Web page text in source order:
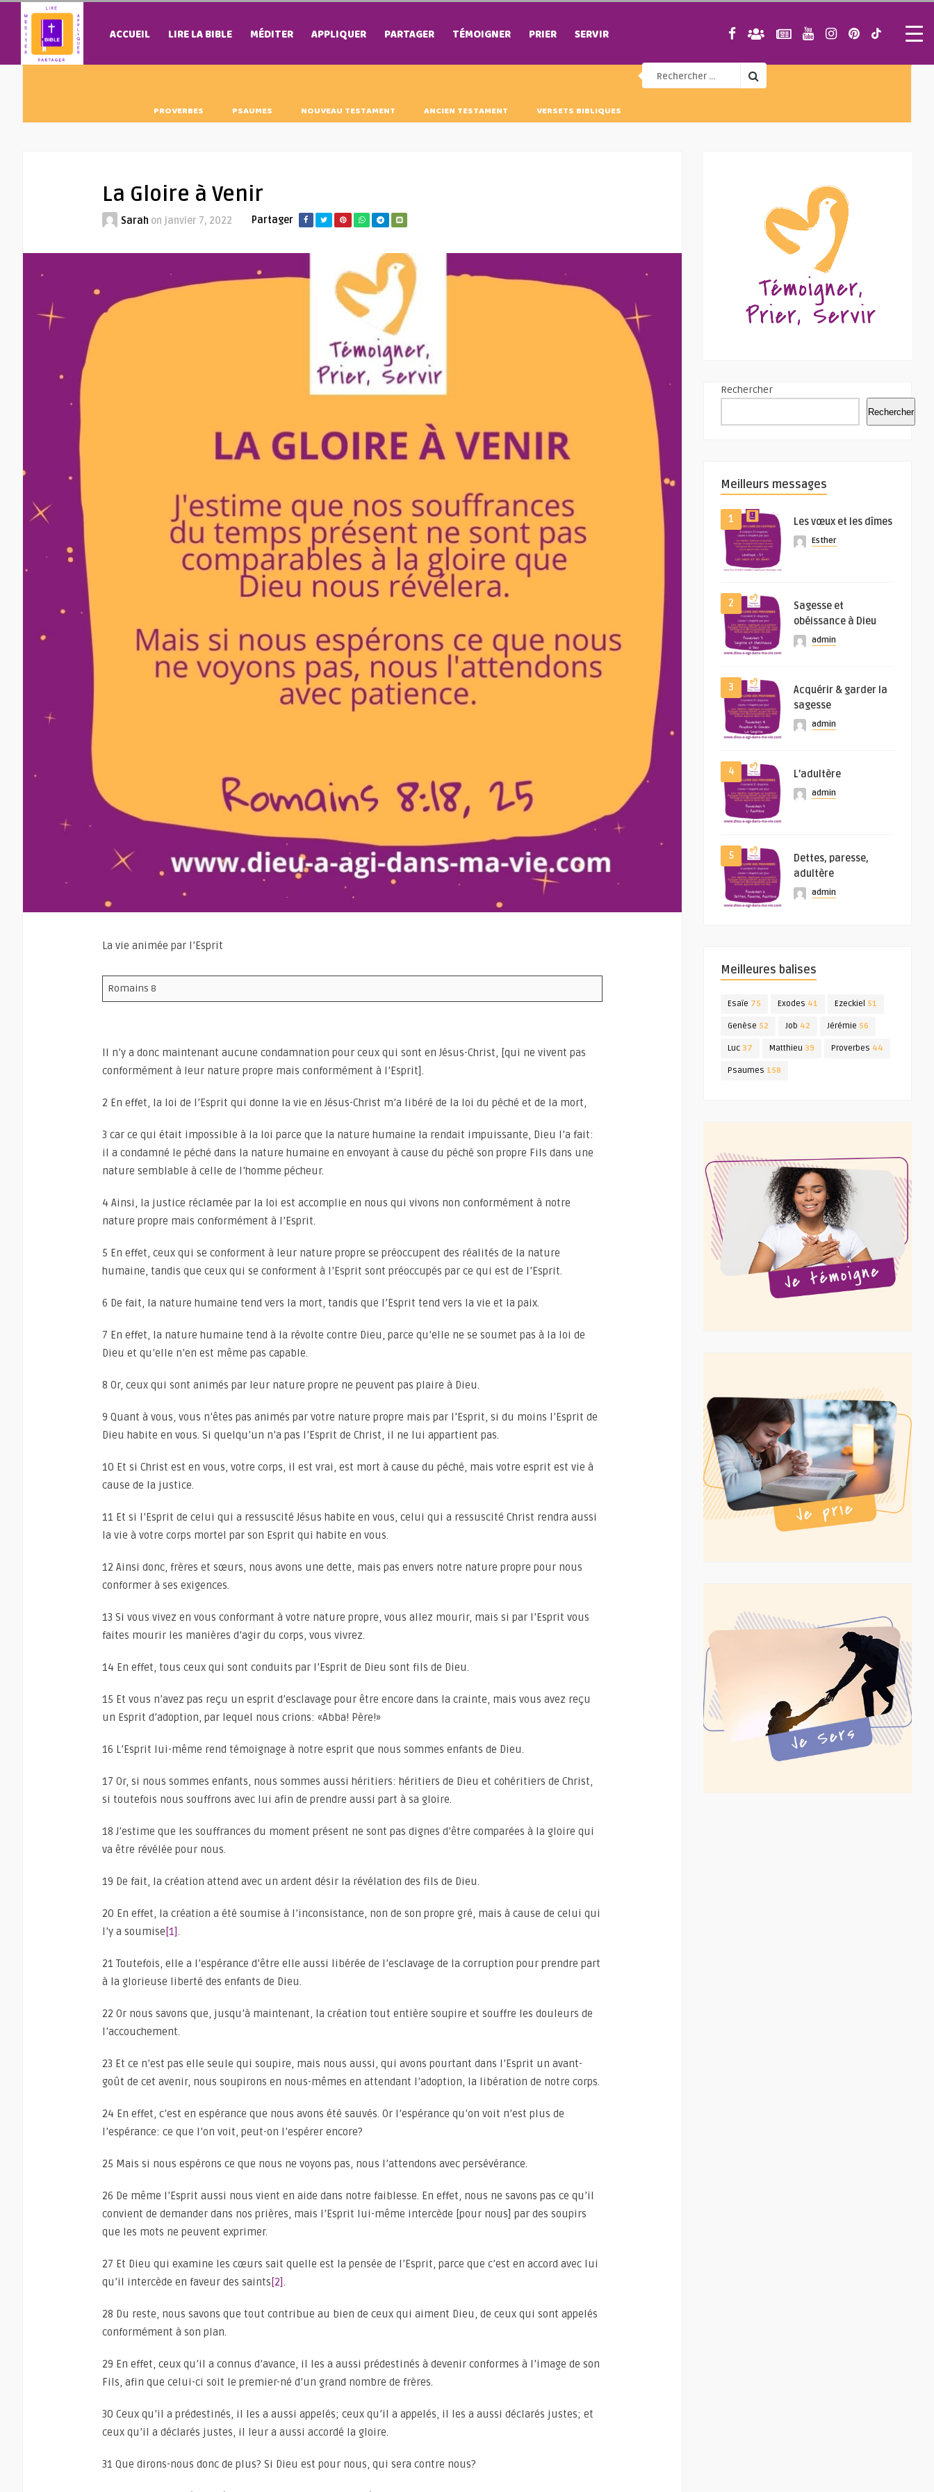
ACCUEIL LIRE LA BIBLE MÉDITER APPLIQUER PARTAGER TÉMOIGNER PRIER SERVIR
PROVERBES PSAUMES NOUVEAU TESTAMENT ANCIEN TESTAMENT VERSETS BIBLIQUES
La Gloire à Venir
Sarah on janvier 7, 2022 Partager
La vie animée par l’Esprit
Romains 8
Il n’y a donc maintenant aucune condamnation pour ceux qui sont en Jésus-Christ, [qui ne vivent pas
conformément à leur nature propre mais conformément à l’Esprit].
2 En effet, la loi de l’Esprit qui donne la vie en Jésus-Christ m’a libéré de la loi du péché et de la mort,
3 car ce qui était impossible à la loi parce que la nature humaine la rendait impuissante, Dieu l’a fait:
il a condamné le péché dans la nature humaine en envoyant à cause du péché son propre Fils dans une
nature semblable à celle de l’homme pécheur.
4 Ainsi, la justice réclamée par la loi est accomplie en nous qui vivons non conformément à notre
nature propre mais conformément à l’Esprit.
5 En effet, ceux qui se conforment à leur nature propre se préoccupent des réalités de la nature
humaine, tandis que ceux qui se conforment à l’Esprit sont préoccupés par ce qui est de l’Esprit.
6 De fait, la nature humaine tend vers la mort, tandis que l’Esprit tend vers la vie et la paix.
7 En effet, la nature humaine tend à la révolte contre Dieu, parce qu’elle ne se soumet pas à la loi de
Dieu et qu’elle n’en est même pas capable.
8 Or, ceux qui sont animés par leur nature propre ne peuvent pas plaire à Dieu.
9 Quant à vous, vous n’êtes pas animés par votre nature propre mais par l’Esprit, si du moins l’Esprit de
Dieu habite en vous. Si quelqu’un n’a pas l’Esprit de Christ, il ne lui appartient pas.
10 Et si Christ est en vous, votre corps, il est vrai, est mort à cause du péché, mais votre esprit est vie à
cause de la justice.
11 Et si l’Esprit de celui qui a ressuscité Jésus habite en vous, celui qui a ressuscité Christ rendra aussi
la vie à votre corps mortel par son Esprit qui habite en vous.
12 Ainsi donc, frères et sœurs, nous avons une dette, mais pas envers notre nature propre pour nous
conformer à ses exigences.
13 Si vous vivez en vous conformant à votre nature propre, vous allez mourir, mais si par l’Esprit vous
faites mourir les manières d’agir du corps, vous vivrez.
14 En effet, tous ceux qui sont conduits par l’Esprit de Dieu sont fils de Dieu.
15 Et vous n’avez pas reçu un esprit d’esclavage pour être encore dans la crainte, mais vous avez reçu
un Esprit d’adoption, par lequel nous crions: «Abba! Père!»
16 L’Esprit lui-même rend témoignage à notre esprit que nous sommes enfants de Dieu.
17 Or, si nous sommes enfants, nous sommes aussi héritiers: héritiers de Dieu et cohéritiers de Christ,
si toutefois nous souffrons avec lui afin de prendre aussi part à sa gloire.
18 J’estime que les souffrances du moment présent ne sont pas dignes d’être comparées à la gloire qui
va être révélée pour nous.
19 De fait, la création attend avec un ardent désir la révélation des fils de Dieu.
20 En effet, la création a été soumise à l’inconsistance, non de son propre gré, mais à cause de celui qui
l’y a soumise [1].
21 Toutefois, elle a l’espérance d’être elle aussi libérée de l’esclavage de la corruption pour prendre part
à la glorieuse liberté des enfants de Dieu.
22 Or nous savons que, jusqu’à maintenant, la création tout entière soupire et souffre les douleurs de
l’accouchement.
23 Et ce n’est pas elle seule qui soupire, mais nous aussi, qui avons pourtant dans l’Esprit un avant-
goût de cet avenir, nous soupirons en nous-mêmes en attendant l’adoption, la libération de notre corps.
24 En effet, c’est en espérance que nous avons été sauvés. Or l’espérance qu’on voit n’est plus de
l’espérance: ce que l’on voit, peut-on l’espérer encore?
25 Mais si nous espérons ce que nous ne voyons pas, nous l’attendons avec persévérance.
26 De même l’Esprit aussi nous vient en aide dans notre faiblesse. En effet, nous ne savons pas ce qu’il
convient de demander dans nos prières, mais l’Esprit lui-même intercède [pour nous] par des soupirs
que les mots ne peuvent exprimer.
27 Et Dieu qui examine les cœurs sait quelle est la pensée de l’Esprit, parce que c’est en accord avec lui
qu’il intercède en faveur des saints [2].
28 Du reste, nous savons que tout contribue au bien de ceux qui aiment Dieu, de ceux qui sont appelés
conformément à son plan.
29 En effet, ceux qu’il a connus d’avance, il les a aussi prédestinés à devenir conformes à l’image de son
Fils, afin que celui-ci soit le premier-né d’un grand nombre de frères.
30 Ceux qu’il a prédestinés, il les a aussi appelés; ceux qu’il a appelés, il les a aussi déclarés justes; et
ceux qu’il a déclarés justes, il leur a aussi accordé la gloire.
31 Que dirons-nous donc de plus? Si Dieu est pour nous, qui sera contre nous?
Rechercher
Rechercher
Meilleurs messages
1 Les vœux et les dîmes
Esther
2
Sagesse et
obéissance à Dieu
admin
3
Acquérir & garder la
sagesse
admin
4 L’adultère
admin
5
Dettes, paresse,
adultère
admin
Meilleures balises
Esaïe 75 Exodes 41 Ezeckiel 51
Genèse 52 Job 42 Jérémie 56
Luc 37 Matthieu 39 Proverbes 44
Psaumes 158